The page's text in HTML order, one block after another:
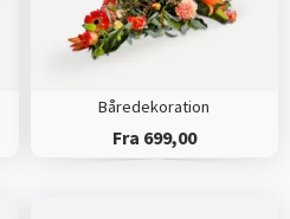
Båredekoration
Fra 699,00